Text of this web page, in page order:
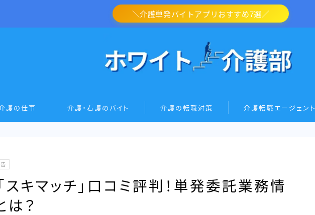
＼介護単発バイトアプリおすすめ7選／
護の仕事 介護・看護のバイト 介護の転職対策 介護転職エージェント
スキマッチ」口コミ評判！単発委託業務情
は？